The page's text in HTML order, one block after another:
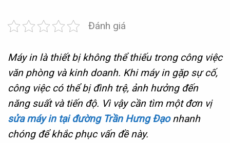
Đánh giá
Máy in là thiết bị không thể thiếu trong công việc
văn phòng và kinh doanh. Khi máy in gặp sự cố,
công việc có thể bị đình trệ, ảnh hưởng đến
năng suất và tiến độ. Vì vậy cần tìm một đơn vị
sửa máy in tại đường Trần Hưng Đạonhanh
chóng để khắc phục vấn đề này.